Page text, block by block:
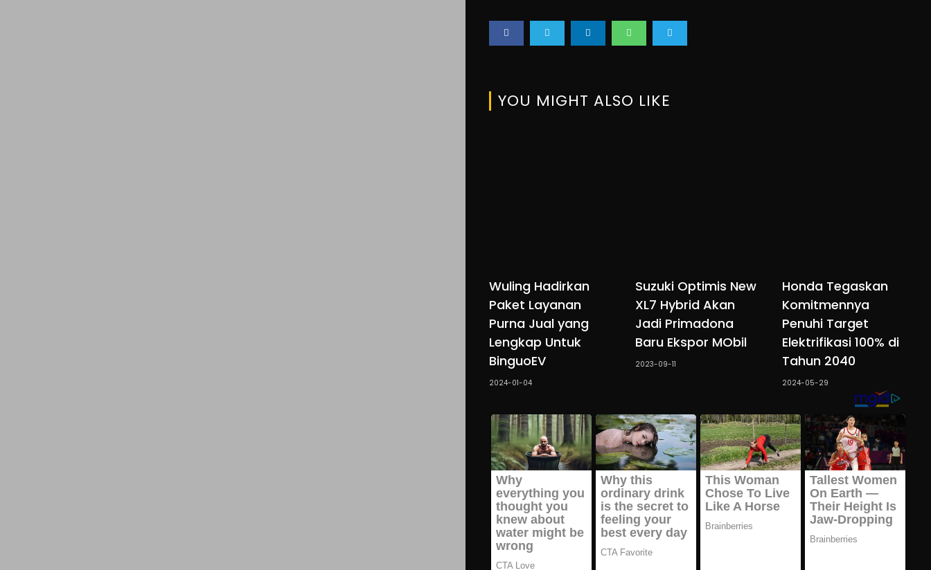
YOU MIGHT ALSO LIKE
Wuling Hadirkan
Paket Layanan
Purna Jual yang
Lengkap Untuk
BinguoEV
2024-01-04
Suzuki Optimis New
XL7 Hybrid Akan
Jadi Primadona
Baru Ekspor MObil
2023-09-11
Honda Tegaskan
Komitmennya
Penuhi Target
Elektrifikasi 100% di
Tahun 2040
2024-05-29